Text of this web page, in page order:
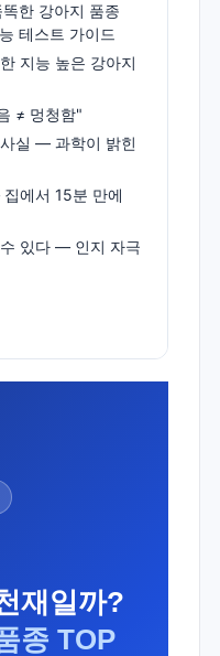
한 강아지 품종
테스트 가이드
지능 높은 강아지
≠ 멍청함"
실 — 과학이 밝힌
에서 15분 만에
있다 — 인지 자극
재일까?
종 TOP